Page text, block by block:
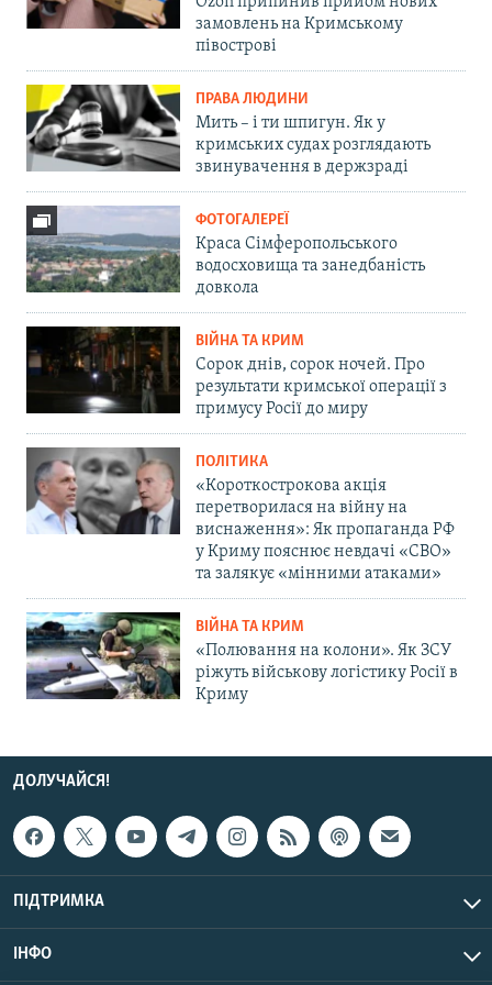
замовлень на Кримському
півострові
ПРАВА ЛЮДИНИ
Мить – і ти шпигун. Як у
кримських судах розглядають
звинувачення в держзраді
ФОТОГАЛЕРЕЇ
Краса Сімферопольського
водосховища та занедбаність
довкола
ВІЙНА ТА КРИМ
Сорок днів, сорок ночей. Про
результати кримської операції з
примусу Росії до миру
ПОЛІТИКА
«Короткострокова акція
перетворилася на війну на
виснаження»: Як пропаганда РФ
у Криму пояснює невдачі «СВО»
та залякує «мінними атаками»
ВІЙНА ТА КРИМ
«Полювання на колони». Як ЗСУ
ріжуть військову логістику Росії в
Криму
ДОЛУЧАЙСЯ!
ПІДТРИМКА
ІНФО